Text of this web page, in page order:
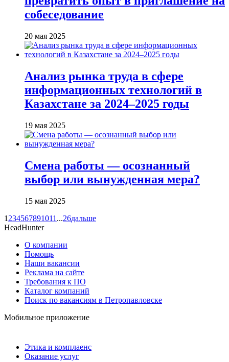
собеседование
20 мая 2025
Анализ рынка труда в сфере
информационных технологий в
Казахстане за 2024–2025 годы
19 мая 2025
Смена работы — осознанный
выбор или вынужденная мера?
15 мая 2025
1 234567891011 ...26дальше
HeadHunter
О компании
Помощь
Наши вакансии
Реклама на сайте
Требования к ПО
Каталог компаний
Поиск по вакансиям в Петропавловске
Мобильное приложение
Этика и комплаенс
Оказание услуг